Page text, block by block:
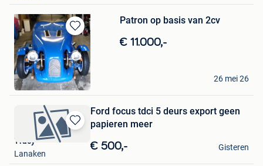
Bewaren
in
Mijn
Favorieten
Patron op basis van 2cv
€ 11.000,-
Kristof
Lanaken
26 mei 26
Bewaren
Ford focus tdci 5 deurs export geen
papieren meer
€ 500,-
Tracy
Lanaken
Gisteren